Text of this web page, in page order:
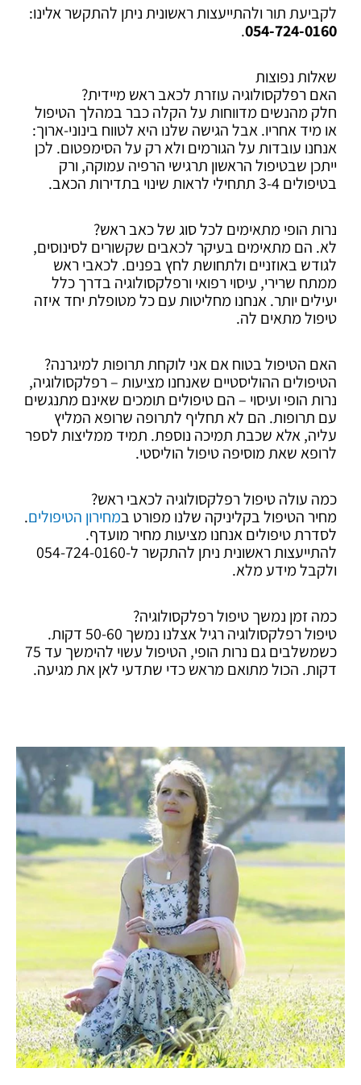
לקביעת תור ולהתייעצות ראשונית ניתן להתקשר אלינו:
054-724-0160
.
שאלות נפוצות
האם רפלקסולוגיה עוזרת לכאב ראש מיידית?
חלק מהנשים מדווחות על הקלה כבר במהלך הטיפול
או מיד אחריו. אבל הגישה שלנו היא לטווח בינוני-ארוך:
אנחנו עובדות על הגורמים ולא רק על הסימפטום. לכן
ייתכן שבטיפול הראשון תרגישי הרפיה עמוקה, ורק
בטיפולים 3-4 תתחילי לראות שינוי בתדירות הכאב.
נרות הופי מתאימים לכל סוג של כאב ראש?
לא. הם מתאימים בעיקר לכאבים שקשורים לסינוסים,
לגודש באוזניים ולתחושת לחץ בפנים. לכאבי ראש
ממתח שרירי, עיסוי רפואי ורפלקסולוגיה בדרך כלל
יעילים יותר. אנחנו מחליטות עם כל מטופלת יחד איזה
טיפול מתאים לה.
האם הטיפול בטוח אם אני לוקחת תרופות למיגרנה?
הטיפולים ההוליסטיים שאנחנו מציעות – רפלקסולוגיה,
נרות הופי ועיסוי – הם טיפולים תומכים שאינם מתנגשים
עם תרופות. הם לא תחליף לתרופה שרופא המליץ
עליה, אלא שכבת תמיכה נוספת. תמיד ממליצות לספר
לרופא שאת מוסיפה טיפול הוליסטי.
כמה עולה טיפול רפלקסולוגיה לכאבי ראש?
מחיר הטיפול בקליניקה שלנו מפורט במחירון הטיפולים.
לסדרת טיפולים אנחנו מציעות מחיר מועדף.
להתייעצות ראשונית ניתן להתקשר ל-054-724-0160
ולקבל מידע מלא.
כמה זמן נמשך טיפול רפלקסולוגיה?
טיפול רפלקסולוגיה רגיל אצלנו נמשך 50-60 דקות.
כשמשלבים גם נרות הופי, הטיפול עשוי להימשך עד 75
דקות. הכול מתואם מראש כדי שתדעי לאן את מגיעה.